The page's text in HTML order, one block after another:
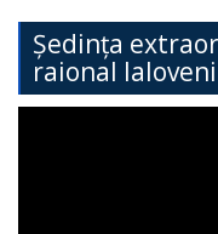
Ședința
raional